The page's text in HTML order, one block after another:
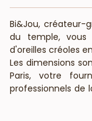
Bi&Jou, créateur-
du temple, vous
d'oreilles créoles
Les dimensions
Paris, votre
professionnels de
à-porter,
coiffure, instituts